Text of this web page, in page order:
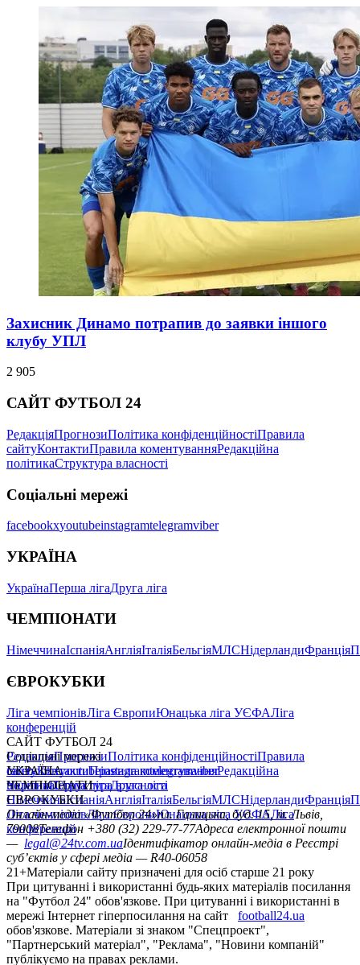
Захисник Динамо потрапив до заявки іншого
клубу УПЛ
2 905
САЙТ ФУТБОЛ 24
РедакціяПрогнозиПолітика конфіденційностіПравила
сайтуКонтактиПравила коментуванняРедакційна
політикаСтруктура власності
Соціальні мережі
facebookxyoutubeinstagramtelegramviber
УКРАЇНА
УкраїнаПерша лігаДруга ліга
ЧЕМПІОНАТИ
НімеччинаІспаніяАнгліяІталіяБельгіяМЛСНідерландиФранція
ЄВРОКУБКИ
Ліга чемпіонівЛіга ЄвропиЮнацька ліга УЄФАЛіга
конференцій
САЙТ ФУТБОЛ 24
РедакціяПрогнозиПолітика конфіденційностіПравила
сайтуКонтактиПравила коментуванняРедакційна
політикаСтруктура власності
Соціальні мережі
facebookxyoutubeinstagramtelegramviber
УКРАЇНА
УкраїнаПерша лігаДруга ліга
ЧЕМПІОНАТИ
НімеччинаІспаніяАнгліяІталіяБельгіяМЛСНідерландиФранція
ЄВРОКУБКИ
Ліга чемпіонівЛіга ЄвропиЮнацька ліга УЄФАЛіга
конференцій
Онлайн-медіа «Футбол 24»пл. Галицька, буд. 15, м. Львів,
79008Телефон +380 (32) 229-77-77Адреса електронної пошти
— legal@24tv.com.uaІдентифікатор онлайн-медіа в Реєстрі
суб’єктів у сфері медіа — R40-06058
21+Матеріали сайту призначені для осіб старше 21 року
При цитуванні і використанні будь-яких матеріалів посилання
на "Футбол 24" обов'язкове. При цитуванні і використанні в
мережі Інтернет гіперпосилання на сайт
football24.ua
обов'язкове. Матеріали зі знаком "Спецпроект",
"Партнерський матеріал", "Реклама", "Новини компаній"
публікуємо на правах реклами.